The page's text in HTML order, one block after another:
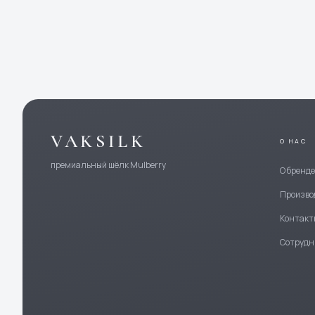
VAKSILK
премиальный шёлк Mulberry
О НАС
О бренде